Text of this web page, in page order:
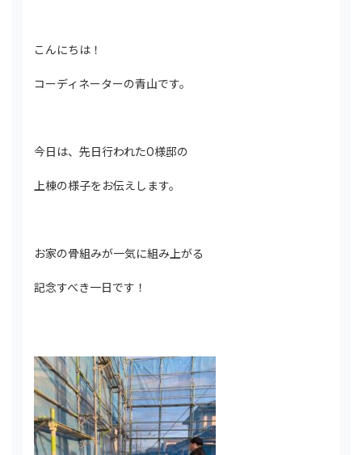
こんにちは！
コーディネーターの青山です。
今日は、先日行われたO様邸の
上棟の様子をお伝えします。
お家の骨組みが一気に組み上がる
記念すべき一日です！